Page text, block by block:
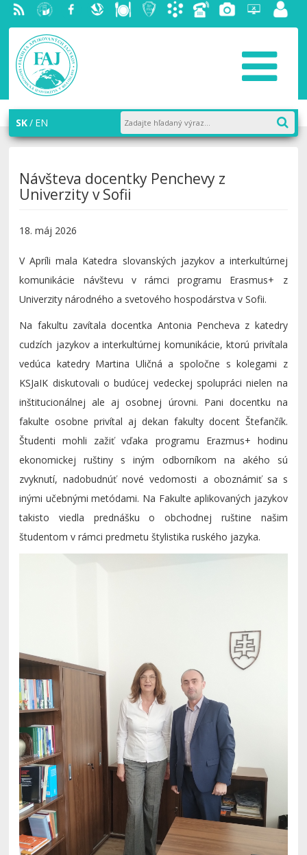
RSS EU v
Bratislave
FacebookSlovenskáStravovanie
ŠtudentskýAkademický
TelefónnyFotogaléria
Helpdesk
SK EN
Návšteva docentky Penchevy z
Univerzity v Sofii
18. máj 2026
V Apríli mala Katedra slovanských jazykov a interkultúrnej
komunikácie návštevu v rámci programu Erasmus+ z
Univerzity národného a svetového hospodárstva v Sofii.
Na fakultu zavítala docentka Antonia Pencheva z katedry
cudzích jazykov a interkultúrnej komunikácie, ktorú privítala
vedúca katedry Martina Uličná a spoločne s kolegami z
KSJaIK diskutovali o budúcej vedeckej spolupráci nielen na
inštitucionálnej ale aj osobnej úrovni. Pani docentku na
fakulte osobne privítal aj dekan fakulty docent Štefančík.
Študenti mohli zažiť vďaka programu Erazmus+ hodinu
ekonomickej ruštiny s iným odborníkom na akého sú
zvyknutí, nadobudnúť nové vedomosti a oboznámiť sa s
inými učebnými metódami. Na Fakulte aplikovaných jazykov
takisto viedla prednášku o obchodnej ruštine našim
študentom v rámci predmetu štylistika ruského jazyka.